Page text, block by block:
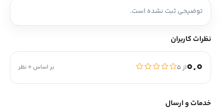
توضیحی ثبت نشده است.
نظرات کاربران
0.0از ۵ بر اساس 0 نظر
خدمات و ارسال